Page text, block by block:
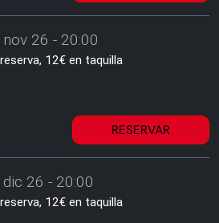
26 - 20:00
12€ en taquilla
RESERVAR
26 - 20:00
12€ en taquilla